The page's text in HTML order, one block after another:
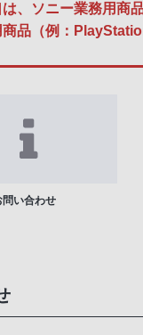
、ソニー業務用商
商品（例：
問い合わせ